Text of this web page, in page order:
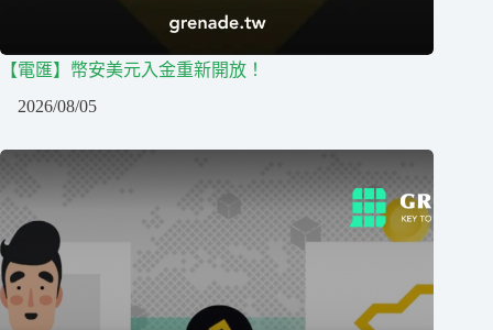
【電匯】幣安美元入金重新開放！
2026/08/05